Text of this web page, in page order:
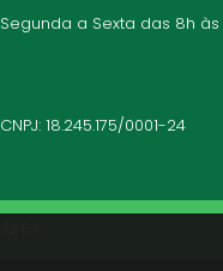
Segunda a Sexta das 8h às
CNPJ: 18.245.175/0001-24